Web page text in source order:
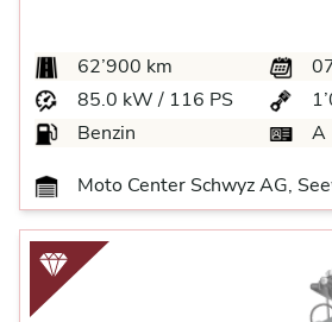
62’900 km
85.0 kW / 116 PS
Benzin
A
Moto Center Schwyz AG,